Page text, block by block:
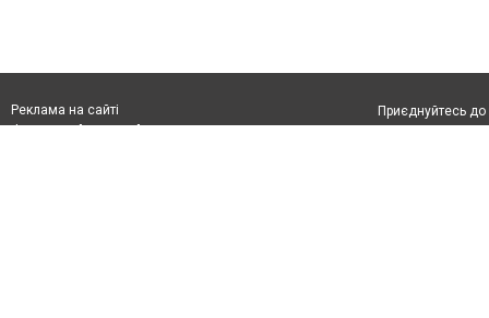
Реклама на сайті
Франшиза "CitySites"
Приєднуйтесь до